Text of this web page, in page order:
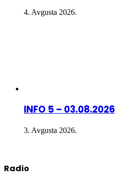
4. Avgusta 2026.
INFO 5 – 03.08.2026
3. Avgusta 2026.
Radio